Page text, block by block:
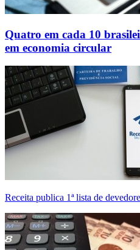
Quatro em cada 10
em economia circular
Receita publica 1ª lista de